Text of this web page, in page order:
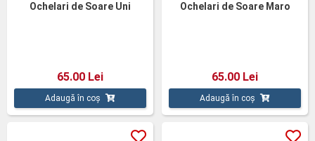
Ochelari de Soare Uni
65.00 Lei
Adaugă în coș
Ochelari de Soare Maro
65.00 Lei
Adaugă în coș